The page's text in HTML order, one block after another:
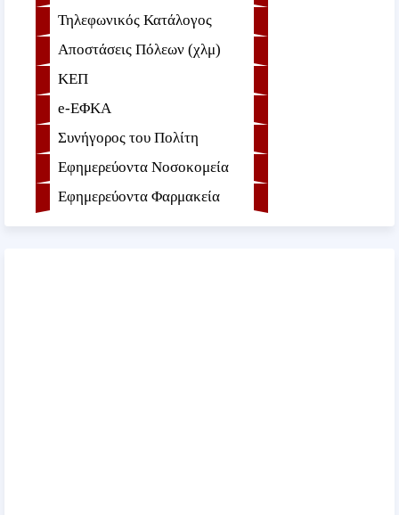
Τηλεφωνικός Κατάλογος
Αποστάσεις Πόλεων (χλμ)
ΚΕΠ
e-ΕΦKA
Συνήγορος του Πολίτη
Εφημερεύοντα Νοσοκομεία
Εφημερεύοντα Φαρμακεία